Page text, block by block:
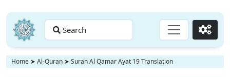
Search Go
Home ➤ Al-Quran ➤ Surah Al Qamar Ayat 19 Translation